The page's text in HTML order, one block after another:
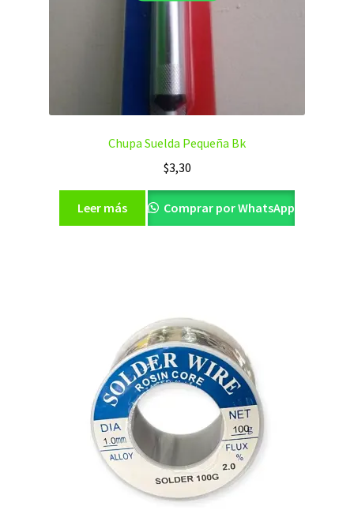
Chupa Suelda Pequeña Bk
$3,30
Leer más Comprar por WhatsApp